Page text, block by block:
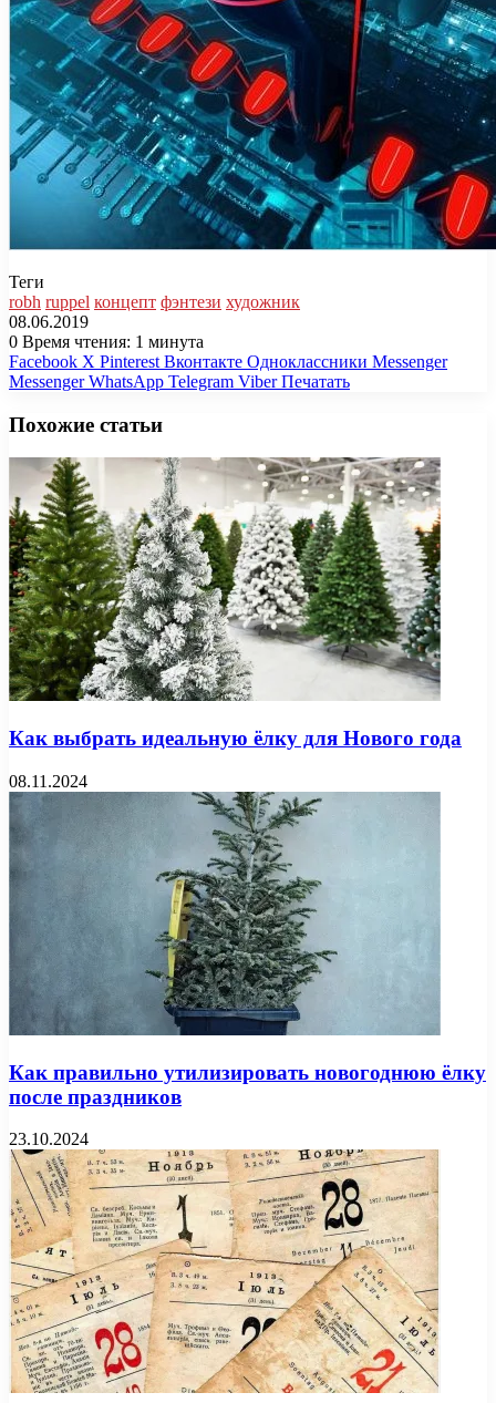
Теги
robh ruppel концепт фэнтези художник
08.06.2019
0 Время чтения: 1 минута
Facebook X Pinterest Вконтакте Одноклассники Messenger
Messenger WhatsApp Telegram Viber Печатать
Похожие статьи
Как выбрать идеальную ёлку для Нового года
08.11.2024
Как правильно утилизировать новогоднюю ёлку
после праздников
23.10.2024